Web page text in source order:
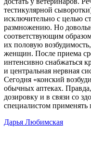
тестикулярной
исключительно с целью
размножению. Но
соответствующим
их половую
женщин. После приема
интенсивно снабжаться
и центральная нервная
Сегодня «конский
обычных аптеках.
дозировку и в связи со
специалистом применять
Дарья Любимская